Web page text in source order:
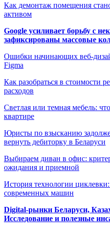
Как демонтаж помещения
активом
Google усиливает борьбу с
зафиксированы массовые
Ошибки начинающих веб-
Figma
Как разобраться в стоимости
расходов
Светлая или темная мебель:
квартире
Юристы по взысканию
вернуть дебиторку в Беларуси
Выбираем диван в офис:
ожидания и приемной
История технологии
современных машин
Digital-рынки Беларуси,
Исследование и полезные